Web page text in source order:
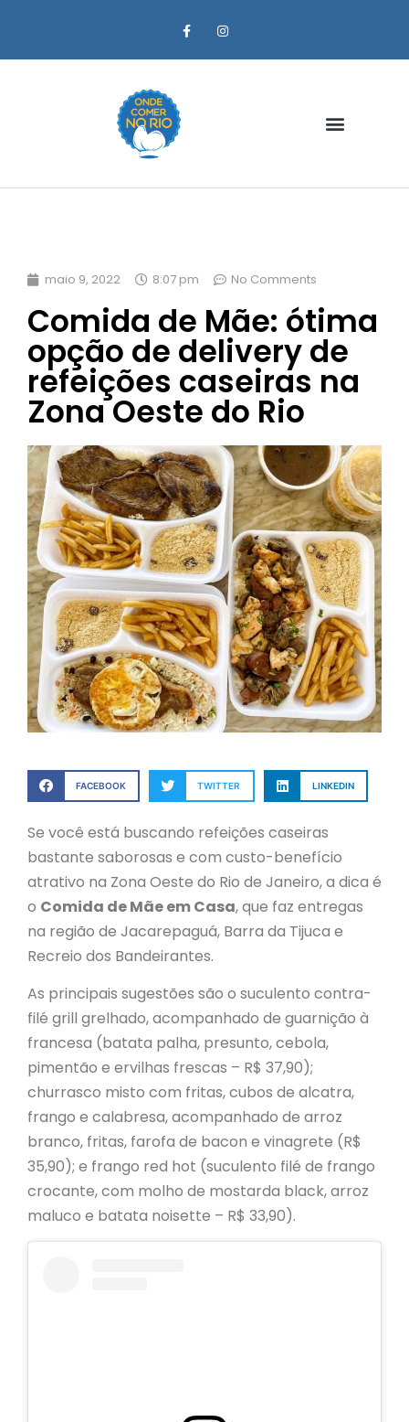
maio 9, 2022 8:07 pm No Comments
Comida de Mãe: ótima
opção de delivery de
refeições caseiras na
Zona Oeste do Rio
FACEBOOK TWITTER LINKEDIN
Se você está buscando refeições caseiras
bastante saborosas e com custo-benefício
atrativo na Zona Oeste do Rio de Janeiro, a dica é
o Comida de Mãe em Casa, que faz entregas
na região de Jacarepaguá, Barra da Tijuca e
Recreio dos Bandeirantes.
As principais sugestões são o suculento contra-
filé grill grelhado, acompanhado de guarnição à
francesa (batata palha, presunto, cebola,
pimentão e ervilhas frescas – R$ 37,90);
churrasco misto com fritas, cubos de alcatra,
frango e calabresa, acompanhado de arroz
branco, fritas, farofa de bacon e vinagrete (R$
35,90); e frango red hot (suculento filé de frango
crocante, com molho de mostarda black, arroz
maluco e batata noisette – R$ 33,90).